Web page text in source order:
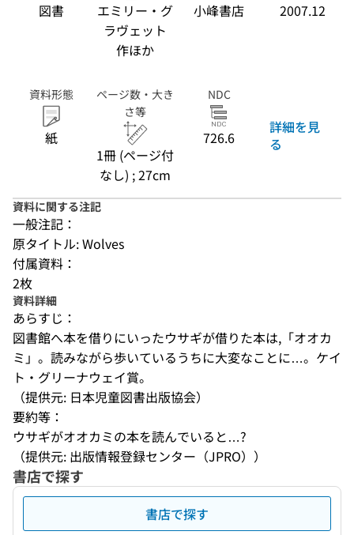
図書
エミリー・グ
ラヴェット
作ほか
小峰書店 2007.12
資料形態
紙
ページ数・大き
さ等
1冊 (ページ付
なし) ; 27cm
NDC
726.6
詳細を見
る
資料に関する注記
一般注記：
原タイトル: Wolves
付属資料：
2枚
資料詳細
あらすじ：
図書館へ本を借りにいったウサギが借りた本は,「オオカ
ミ」。読みながら歩いているうちに大変なことに…。ケイ
ト・グリーナウェイ賞。
（提供元: 日本児童図書出版協会）
要約等：
ウサギがオオカミの本を読んでいると…?
（提供元: 出版情報登録センター（JPRO））
書店で探す
書店で探す